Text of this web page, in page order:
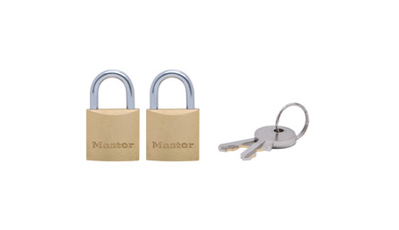
Añadir a la lista de cotización